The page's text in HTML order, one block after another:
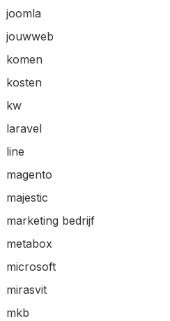
joomla
jouwweb
komen
kosten
kw
laravel
line
magento
majestic
marketing bedrijf
metabox
microsoft
mirasvit
mkb